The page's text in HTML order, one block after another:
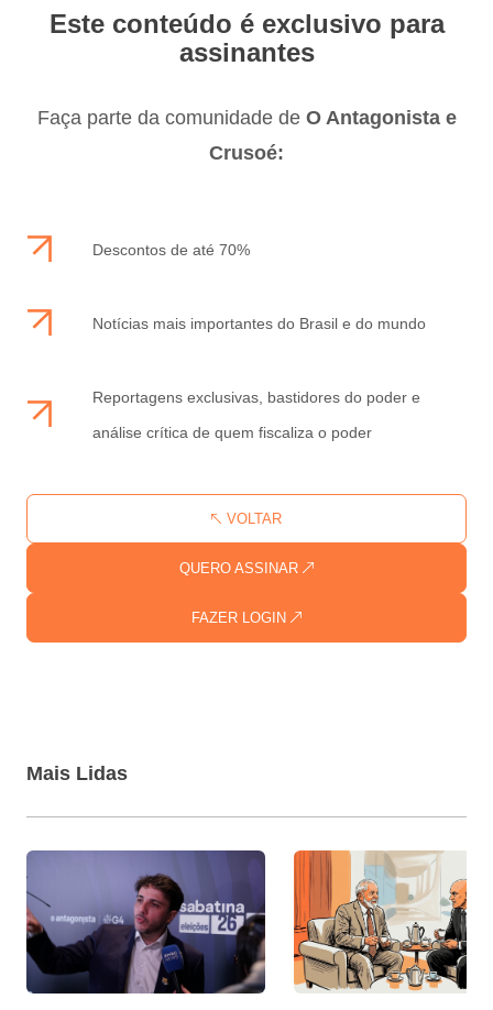
Este conteúdo é exclusivo para
assinantes
Faça parte da comunidade de O Antagonista e
Crusoé:
Descontos de até 70%
Notícias mais importantes do Brasil e do mundo
Reportagens exclusivas, bastidores do poder e
análise crítica de quem fiscaliza o poder
FAZER LOGIN
QUERO ASSINAR
VOLTAR
Mais Lidas